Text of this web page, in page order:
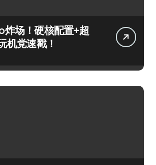
炸场！硬核配置+超
机党速戳！